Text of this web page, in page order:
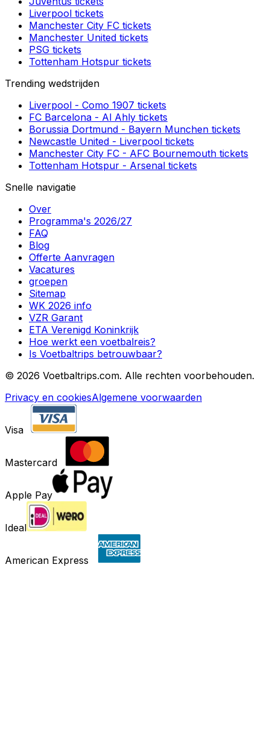
Liverpool tickets
Manchester City FC tickets
Manchester United tickets
PSG tickets
Tottenham Hotspur tickets
Trending wedstrijden
Liverpool - Como 1907 tickets
FC Barcelona - Al Ahly tickets
Borussia Dortmund - Bayern Munchen tickets
Newcastle United - Liverpool tickets
Manchester City FC - AFC Bournemouth tickets
Tottenham Hotspur - Arsenal tickets
Snelle navigatie
Over
Programma's 2026/27
FAQ
Blog
Offerte Aanvragen
Vacatures
groepen
Sitemap
WK 2026 info
VZR Garant
ETA Verenigd Koninkrijk
Hoe werkt een voetbalreis?
Is Voetbaltrips betrouwbaar?
© 2026 Voetbaltrips.com. Alle rechten voorbehouden.
Privacy en cookiesAlgemene voorwaarden
Visa
Mastercard
Apple Pay
Ideal
American Express